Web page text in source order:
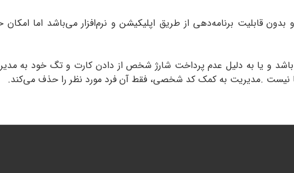
بدون قابلیت برنامه‌دهی از طریق اپلیکیشن و نرم‌افزار می‌باشد اما
و یا به دلیل عدم پرداخت شارژ شخص از دادن کارت و تگ خود به
نیست .مدیریت به کمک کد شخصی، فقط آن فرد مورد نظر را حذف می‌کند.